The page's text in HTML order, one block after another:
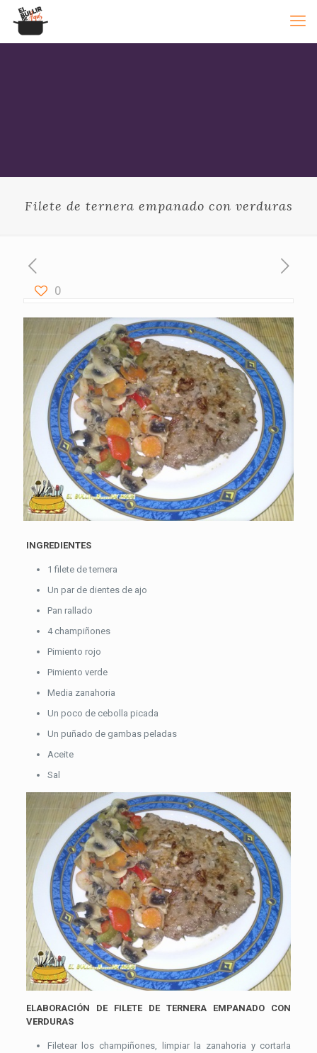
Filete de ternera empanado con verduras
0
INGREDIENTES
1 filete de ternera
Un par de dientes de ajo
Pan rallado
4 champiñones
Pimiento rojo
Pimiento verde
Media zanahoria
Un poco de cebolla picada
Un puñado de gambas peladas
Aceite
Sal
ELABORACIÓN DE FILETE DE TERNERA EMPANADO CON
VERDURAS
Filetear los champiñones, limpiar la zanahoria y cortarla